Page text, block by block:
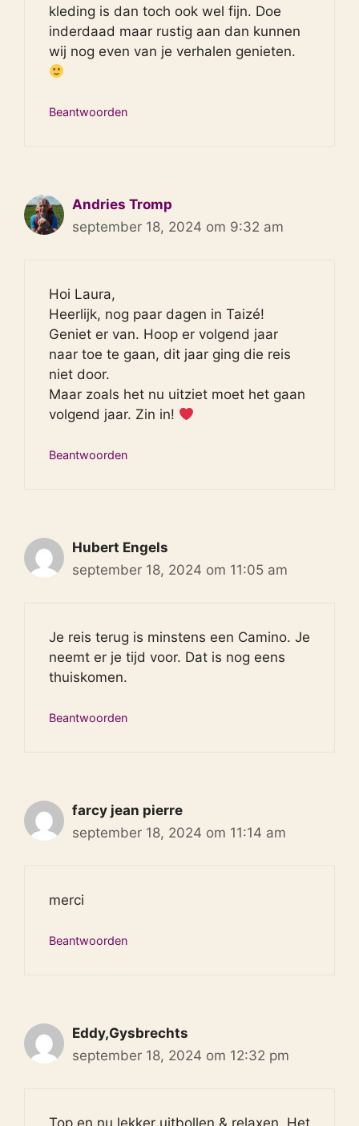
kleding is dan toch ook wel fijn. Doe
inderdaad maar rustig aan dan kunnen
wij nog even van je verhalen genieten.
Beantwoorden
Andries Tromp
september 18, 2024 om 9:32 am
Hoi Laura,
Heerlijk, nog paar dagen in Taizé!
Geniet er van. Hoop er volgend jaar
naar toe te gaan, dit jaar ging die reis
niet door.
Maar zoals het nu uitziet moet het gaan
volgend jaar. Zin in!
Beantwoorden
Hubert Engels
september 18, 2024 om 11:05 am
Je reis terug is minstens een Camino. Je
neemt er je tijd voor. Dat is nog eens
thuiskomen.
Beantwoorden
farcy jean pierre
september 18, 2024 om 11:14 am
merci
Beantwoorden
Eddy,Gysbrechts
september 18, 2024 om 12:32 pm
Top en nu lekker uitbollen & relaxen. Het